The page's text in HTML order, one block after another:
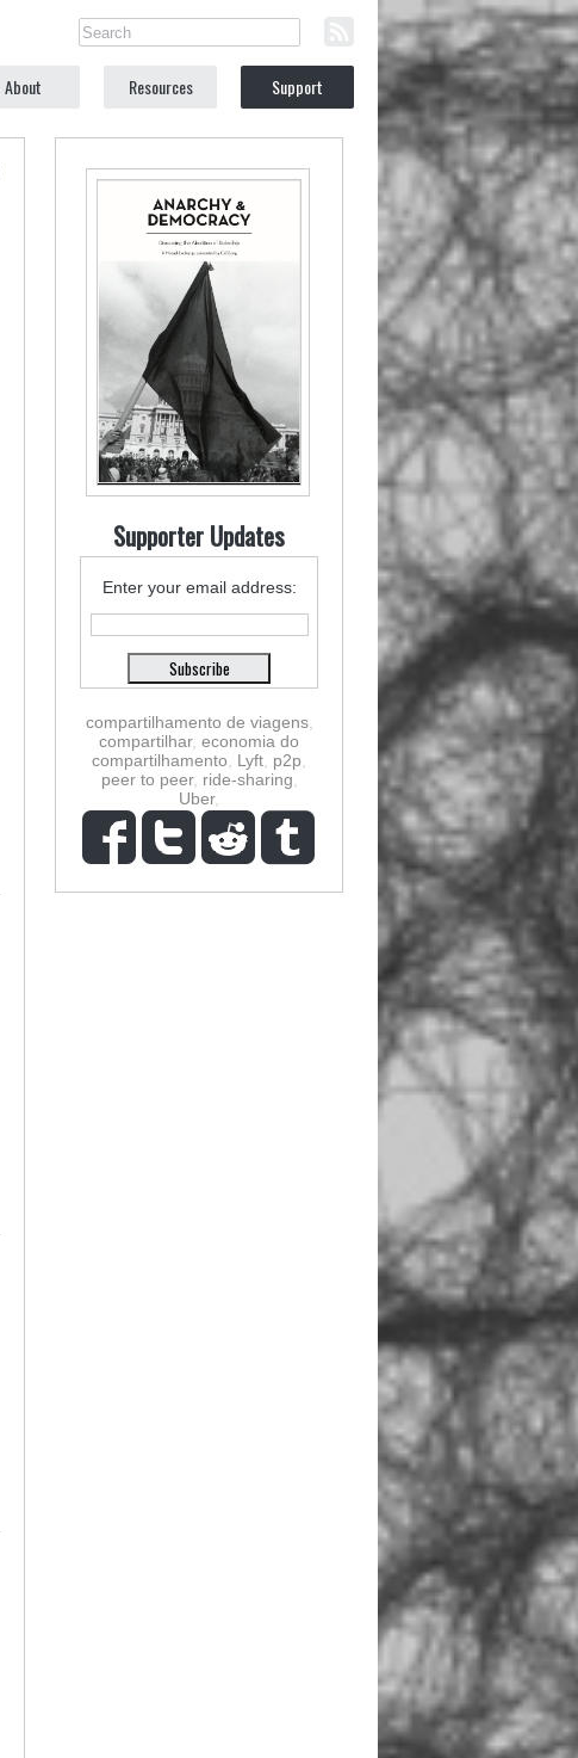
About Resources Support
Supporter Updates
Enter your email address:
compartilhamento de viagens,
compartilhar, economia do
compartilhamento
Lyft p2p
peer to peer, ride-sharing
Uber,